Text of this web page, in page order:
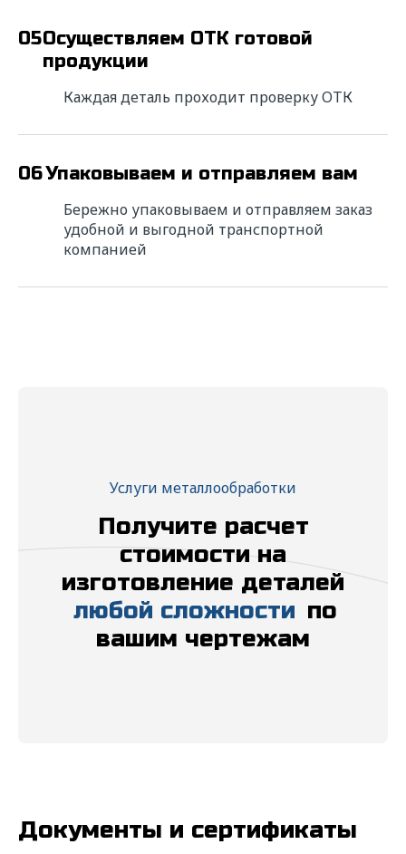
05Осуществляем ОТК готовой
продукции
Каждая деталь проходит проверку ОТК
06Упаковываем и отправляем вам
Бережно упаковываем и отправляем заказ
удобной и выгодной транспортной
компанией
Услуги металлообработки
Получите расчет
стоимости на
изготовление деталей
любой сложности по
вашим чертежам
Документы и сертификаты
E-mail*
Сообщение*
Выбрать
Прикрепить файл
Даю своесогласие